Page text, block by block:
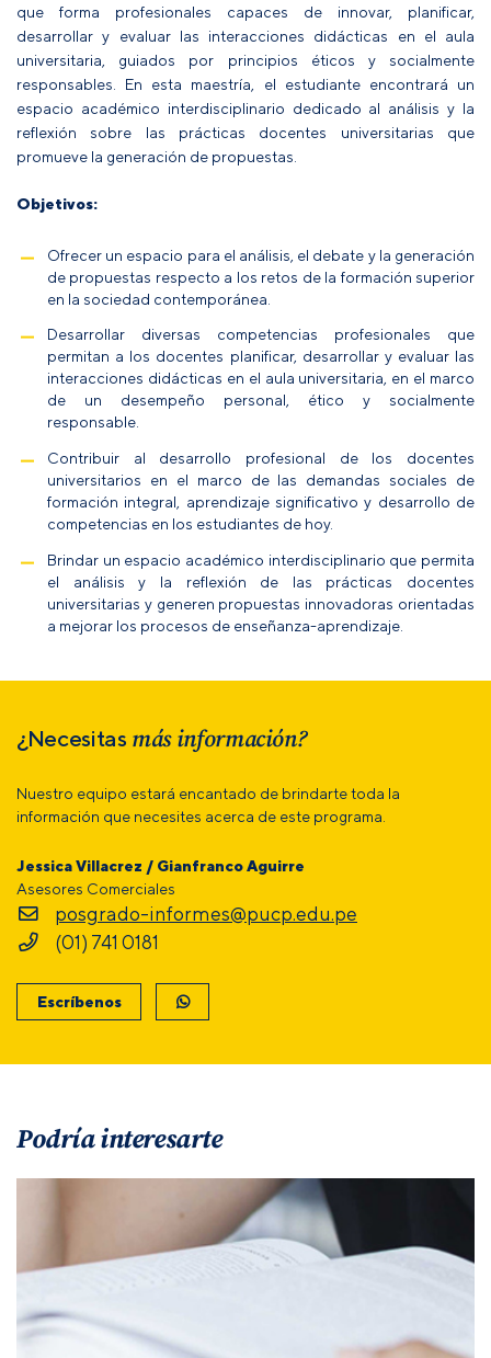
que forma profesionales capaces de innovar, planificar,
desarrollar y evaluar las interacciones didácticas en el aula
universitaria, guiados por principios éticos y socialmente
responsables. En esta maestría, el estudiante encontrará un
espacio académico interdisciplinario dedicado al análisis y la
reflexión sobre las prácticas docentes universitarias que
promueve la generación de propuestas.
Objetivos:
Ofrecer un espacio para el análisis, el debate y la generación
de propuestas respecto a los retos de la formación superior
en la sociedad contemporánea.
Desarrollar diversas competencias profesionales que
permitan a los docentes planificar, desarrollar y evaluar las
interacciones didácticas en el aula universitaria, en el marco
de un desempeño personal, ético y socialmente
responsable.
Contribuir al desarrollo profesional de los docentes
universitarios en el marco de las demandas sociales de
formación integral, aprendizaje significativo y desarrollo de
competencias en los estudiantes de hoy.
Brindar un espacio académico interdisciplinario que permita
el análisis y la reflexión de las prácticas docentes
universitarias y generen propuestas innovadoras orientadas
a mejorar los procesos de enseñanza-aprendizaje.
¿Necesitas más información?
Nuestro equipo estará encantado de brindarte toda la
información que necesites acerca de este programa.
Jessica Villacrez / Gianfranco Aguirre
Asesores Comerciales
posgrado-informes@pucp.edu.pe
(01) 741 0181
Escríbenos
Podría interesarte